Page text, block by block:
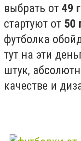
выбрать от 49
стартуют от 50
футболка
тут на эти
штук,
качестве и